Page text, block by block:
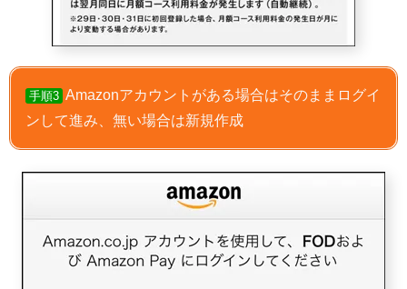
手順3 Amazonアカウントがある場合はそのままログイ
ンして進み、無い場合は新規作成